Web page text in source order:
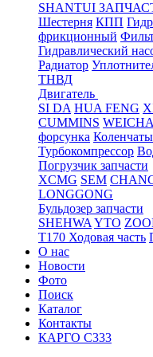
SHANTUI
Шестерня КПП
фрикционный
Гидравлический
Радиатор
ТНВД
Двигатель
SI DA HUA FENG
CUMMINS
форсунка
Турбокомпрессор
Погрузчик запчасти
XCMG SEM
LONGGONG
Бульдозер запчасти
SHEHWA YTO
T170 Ходовая часть
О нас
Новости
Фото
Поиск
Каталог
Контакты
КАРГО С333